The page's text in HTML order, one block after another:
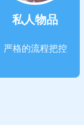
私人物品
严格的流程把控